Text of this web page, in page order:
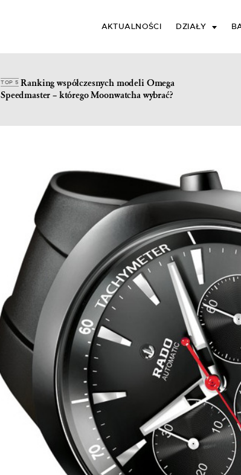
AKTUALNOŚCI DZIAŁY
TOP 5Ranking współczesnych modeli Omega
Speedmaster – którego Moonwatcha wybrać?